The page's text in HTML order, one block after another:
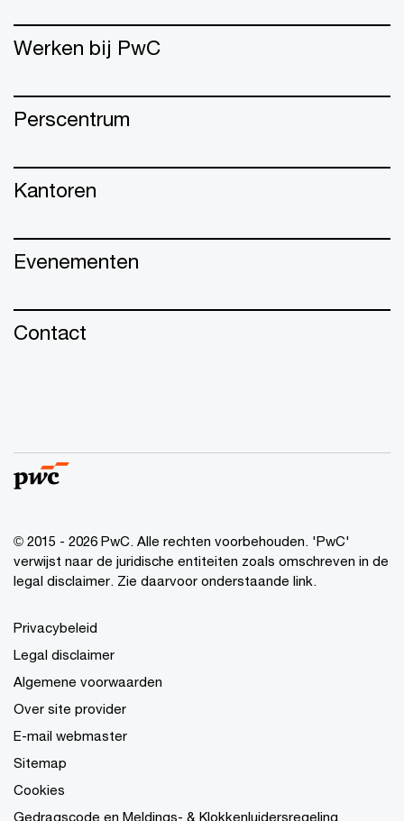
Werken bij PwC
Perscentrum
Kantoren
Evenementen
Contact
© 2015 - 2026 PwC. Alle rechten voorbehouden. 'PwC'
verwijst naar de juridische entiteiten zoals omschreven in de
legal disclaimer. Zie daarvoor onderstaande link.
Privacybeleid
Legal disclaimer
Algemene voorwaarden
Over site provider
E-mail webmaster
Sitemap
Cookies
Gedragscode en Meldings- & Klokkenluidersregeling